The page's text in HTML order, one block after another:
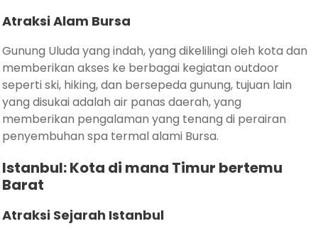
Atraksi Alam Bursa
Gunung Uluda yang indah, yang dikelilingi oleh kota dan
memberikan akses ke berbagai kegiatan outdoor
seperti ski, hiking, dan bersepeda gunung, tujuan lain
yang disukai adalah air panas daerah, yang
memberikan pengalaman yang tenang di perairan
penyembuhan spa termal alami Bursa.
Istanbul: Kota di mana Timur bertemu
Barat
Atraksi Sejarah Istanbul